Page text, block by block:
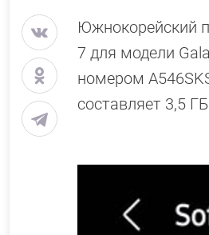
Южнокорейский
7 для модели
номером
составляет 3,5